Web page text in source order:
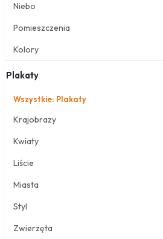
Niebo
Pomieszczenia
Kolory
Plakaty
Wszystkie: Plakaty
Krajobrazy
Kwiaty
Liście
Miasta
Styl
Zwierzęta